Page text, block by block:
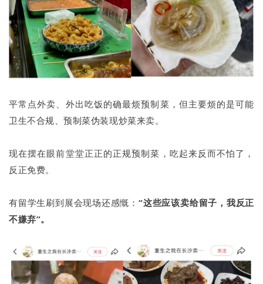
平常点外卖、外出吃饭的确最烦预制菜，但主要烦的是可能
卫生不合规、预制菜伪装现炒菜来卖。
现在摆在眼前堂堂正正的正规预制菜，吃起来反而不怕了，
反正免费。
有留学生刷到展会现场还感慨：“这些应该卖给留子，我反正
不嫌弃”。